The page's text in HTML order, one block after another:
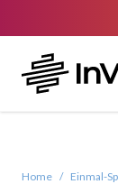
Home / Einmal-